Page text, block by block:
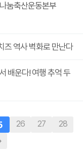
눔축산운동본부
즈 역사 벽화로 만난다
배운다! 여행 추억 두
26 27
28